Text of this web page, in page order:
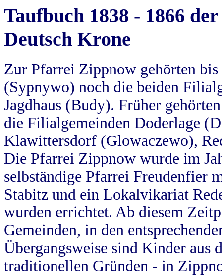
Taufbuch 1838 - 1866
Deutsch Krone
Zur Pfarrei Zippnow gehörten
(Sypnywo) noch die beiden
Jagdhaus (Budy). Früher
die Filialgemeinden Doderlage
Klawittersdorf (Glowaczewo),
Die Pfarrei Zippnow wurde im
selbständige Pfarrei Freudenfier
Stabitz und ein Lokalvikariat
wurden errichtet. Ab diesem
Gemeinden, in den
Übergangsweise sind Kinder aus
traditionellen Gründen - in